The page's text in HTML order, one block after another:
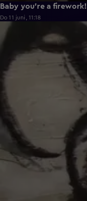
Baby you're a firework!
Do 11 juni, 11:18
0:43